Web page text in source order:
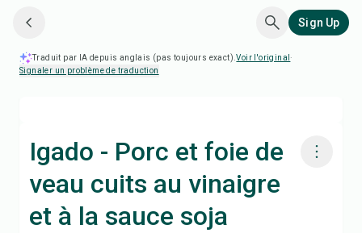
Sign Up
Traduit par IA depuis anglais (pas toujours exact).Voir l'original ·
Signaler un problème de traduction
Igado - Porc et foie de
veau cuits au vinaigre
et à la sauce soja
Cuisiner avec Chefadora AI